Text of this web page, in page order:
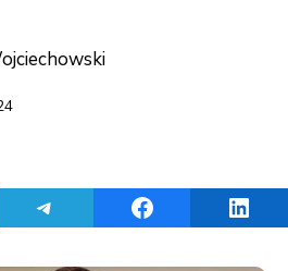
ThreadsShare on TelegramShare on Facebook